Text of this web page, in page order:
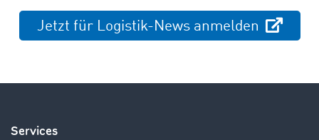
Jetzt für Logistik-News anmelden
Services